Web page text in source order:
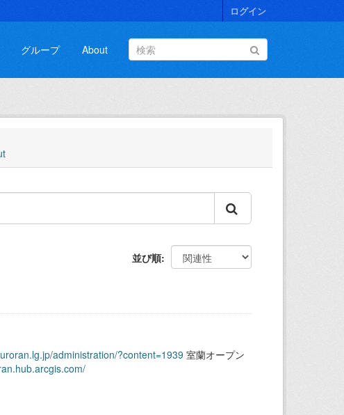
ログイン
グループ About
並び順
administration/?content=1939 室蘭オープン